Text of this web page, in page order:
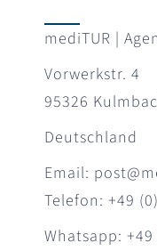
mediTUR |
Vorwerkstr. 4
95326
Deutschland
Email:
Telefon: +49
Whatsapp: